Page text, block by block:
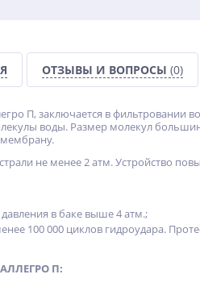
ОТЗЫВЫ И ВОПРОСЫ (0)
П, заключается в
воды. Размер молекул
не менее 2 атм. Устройство
в баке выше 4 атм.;
100 000 циклов гидроудара.
П: